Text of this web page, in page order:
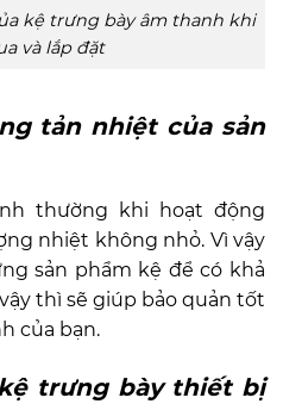
kệ trưng bày âm thanh khi
và lắp đặt
tản nhiệt của sản
thường khi hoạt động
nhiệt không nhỏ. Vì vậy
sản phẩm kệ để có khả
thì sẽ giúp bảo quản tốt
của bạn.
trưng bày thiết bị